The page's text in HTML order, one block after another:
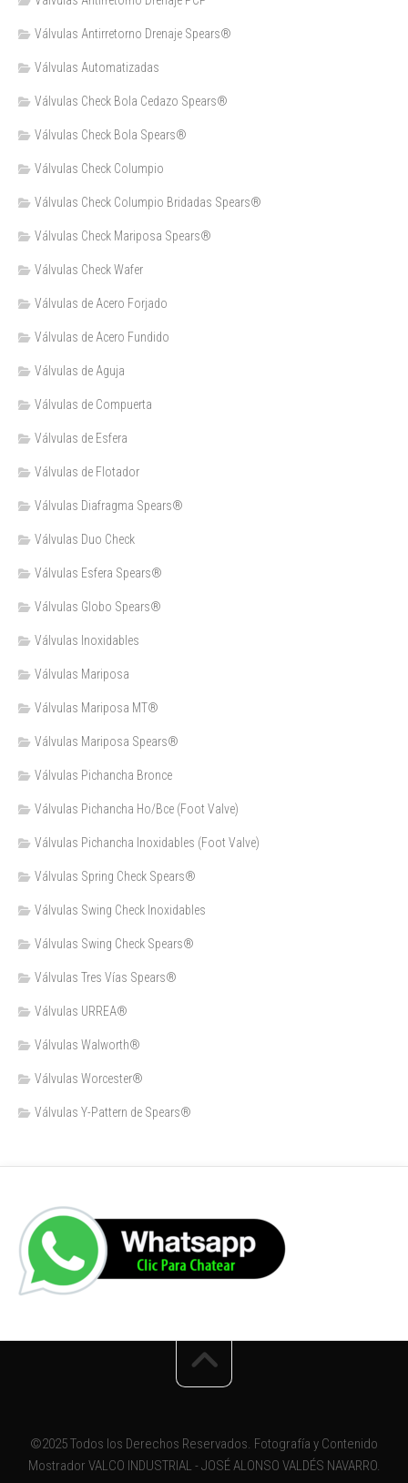
Válvulas Antirretorno Drenaje Spears®
Válvulas Automatizadas
Válvulas Check Bola Cedazo Spears®
Válvulas Check Bola Spears®
Válvulas Check Columpio
Válvulas Check Columpio Bridadas Spears®
Válvulas Check Mariposa Spears®
Válvulas Check Wafer
Válvulas de Acero Forjado
Válvulas de Acero Fundido
Válvulas de Aguja
Válvulas de Compuerta
Válvulas de Esfera
Válvulas de Flotador
Válvulas Diafragma Spears®️
Válvulas Duo Check
Válvulas Esfera Spears®
Válvulas Globo Spears®
Válvulas Inoxidables
Válvulas Mariposa
Válvulas Mariposa MT®
Válvulas Mariposa Spears®
Válvulas Pichancha Bronce
Válvulas Pichancha Ho/Bce (Foot Valve)
Válvulas Pichancha Inoxidables (Foot Valve)
Válvulas Spring Check Spears®
Válvulas Swing Check Inoxidables
Válvulas Swing Check Spears®
Válvulas Tres Vías Spears®
Válvulas URREA®
Válvulas Walworth®
Válvulas Worcester®
Válvulas Y-Pattern de Spears®️
©2025 Todos los Derechos Reservados. Fotografía y Contenido
Mostrador VALCO INDUSTRIAL - JOSÉ ALONSO VALDÉS NAVARRO.